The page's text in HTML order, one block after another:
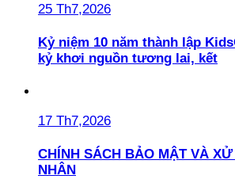
25 Th7,2026
Kỷ niệm 10 năm thành lập
kỷ khơi nguồn tương lai, kết
17 Th7,2026
CHÍNH SÁCH BẢO MẬT VÀ
NHÂN